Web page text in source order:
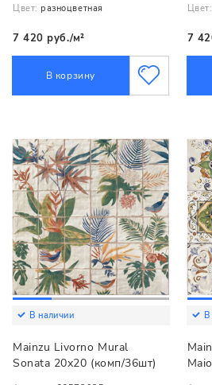
Цвет: разноцветная
7 420 руб./м²
В корзину
Цвет:
7
В наличии
Mainzu Livorno Mural
Sonata 20х20 (комп/36шт)